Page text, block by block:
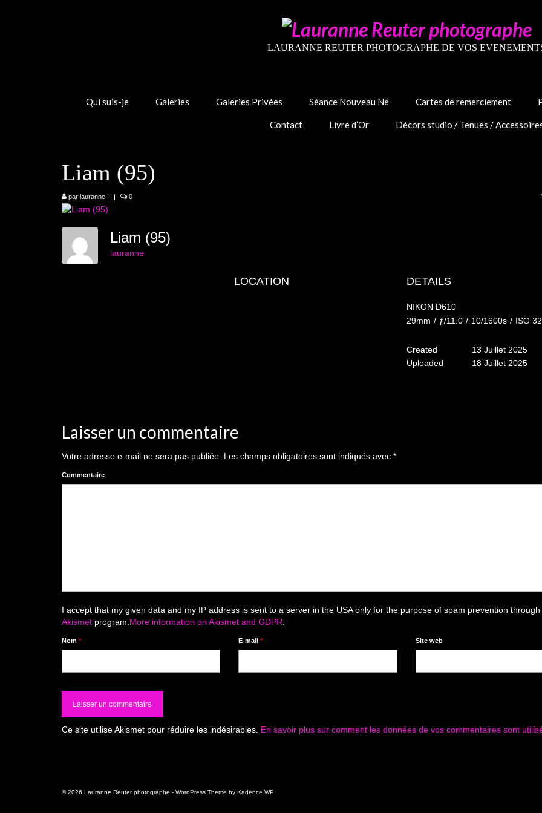
LAURANNE REUTER PHOTOGRAPHE DE VOS
Qui suis-je Galeries Galeries Privées Séance Nouveau Né Cartes de remerciement
Contact Livre d’Or Décors studio / Tenues /
Liam (95)
par lauranne | | 0
Liam (95)
lauranne
LOCATION DETAILS
NIKON D610
29mm / ƒ/11.0 / 10/1600s / ISO
Created
13 Juillet 2025
Uploaded
18 Juillet 2025
Laisser un commentaire
Votre adresse e-mail ne sera pas publiée. Les champs obligatoires sont indiqués avec *
Commentaire
I accept that my given data and my IP address is sent to a server in the USA only for the purpose of spam prevention through
Akismet program. More information on Akismet and GDPR
Nom * E-mail* Site web
Ce site utilise Akismet pour réduire les indésirables. En savoir plus sur comment les données de vos commentaires sont
© 2026 Lauranne Reuter photographe - WordPress Theme by Kadence WP